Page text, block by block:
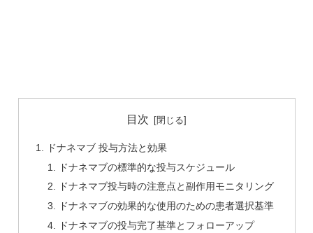
目次
ドナネマブ 投与方法と効果
ドナネマブの標準的な投与スケジュール
ドナネマブ投与時の注意点と副作用モニタリング
ドナネマブの効果的な使用のための患者選択基準
ドナネマブの投与完了基準とフォローアップ